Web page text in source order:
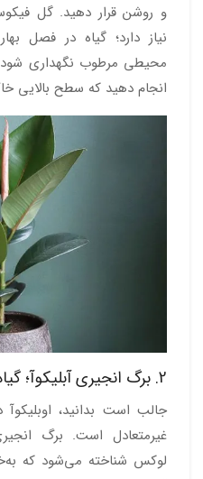
و روشن قرار دهید. گل
نیاز دارد؛ گیاه در فصل
محیطی مرطوب نگهداری شود
انجام دهید که سطح
2. برگ انجیری آبلیکوآ؛ گیاه آپارتمانی لاکچری
جالب است بدانید،
غیرمتعادل است. برگ
لوکس شناخته می‌شود که